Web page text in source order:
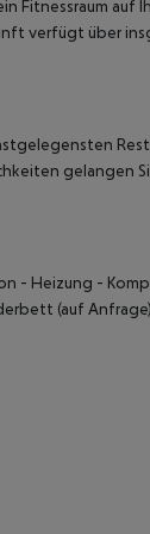
Fitnessraum auf
verfügt über
gelangen
- Heizung -
(auf